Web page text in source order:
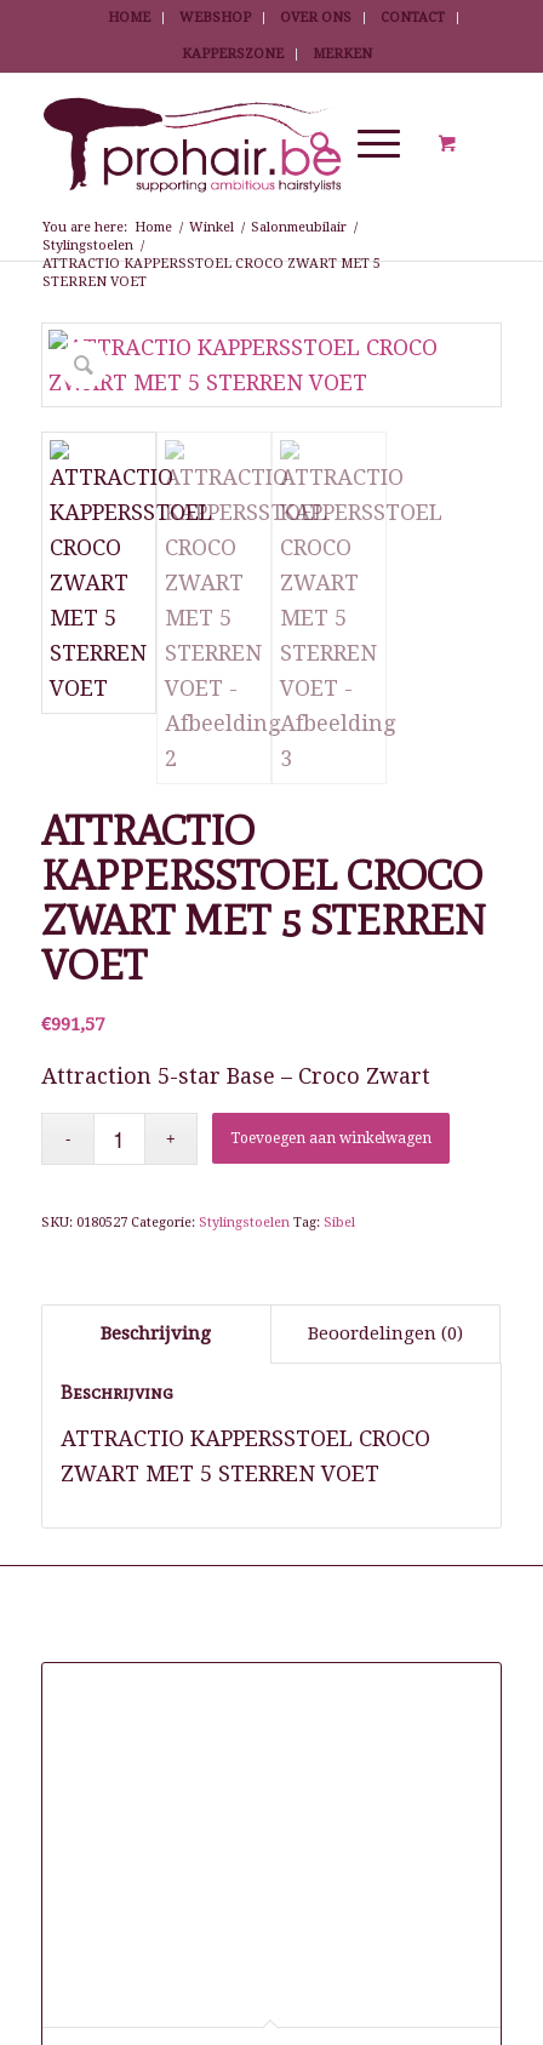
HOME WEBSHOP OVER ONS CONTACT
KAPPERSZONE MERKEN
You are here: Home / Winkel / Salonmeubilair /
Stylingstoelen /
ATTRACTIO KAPPERSSTOEL CROCO ZWART MET 5
STERREN VOET
ATTRACTIO
KAPPERSSTOEL CROCO
ZWART MET 5 STERREN
VOET
€991,57
Attraction 5-star Base – Croco Zwart
Toevoegen aan winkelwagen
SKU: 0180527 Categorie: Stylingstoelen Tag: Sibel
Beschrijving Beoordelingen (0)
Beschrijving
ATTRACTIO KAPPERSSTOEL CROCO
ZWART MET 5 STERREN VOET